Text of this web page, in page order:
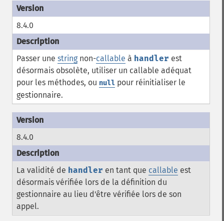
8.4.0
Passer une string non-callable à handler est
désormais obsolète, utiliser un callable adéquat
pour les méthodes, ou null pour réinitialiser le
gestionnaire.
8.4.0
La validité de handler en tant que callable est
désormais vérifiée lors de la définition du
gestionnaire au lieu d'être vérifiée lors de son
appel.